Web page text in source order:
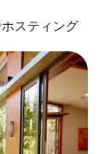
スティング